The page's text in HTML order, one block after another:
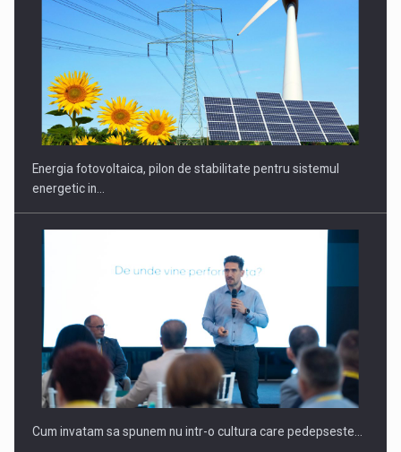
CEO Conference - Shaping The Future - Technology and…
Webinar - Business Evolution-RETHINK STRATEGY-Finantare
Investitii Digitalizare
Energia fotovoltaica, pilon de stabilitate pentru sistemul
energetic in…
Cum invatam sa spunem nu intr-o cultura care pedepseste…